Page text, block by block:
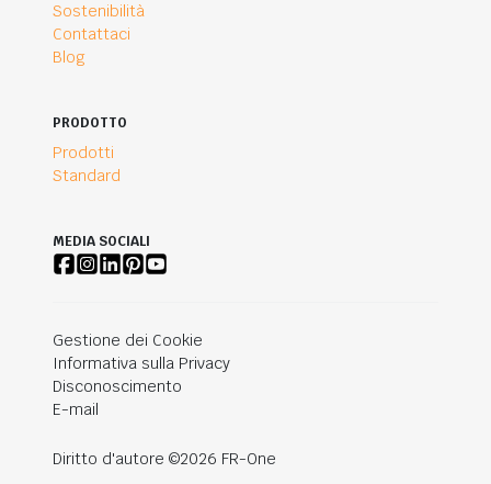
Sostenibilità
Contattaci
Blog
PRODOTTO
Prodotti
Standard
MEDIA SOCIALI
Gestione dei Cookie
Informativa sulla Privacy
Disconoscimento
E-mail
Diritto d'autore ©2026 FR-One